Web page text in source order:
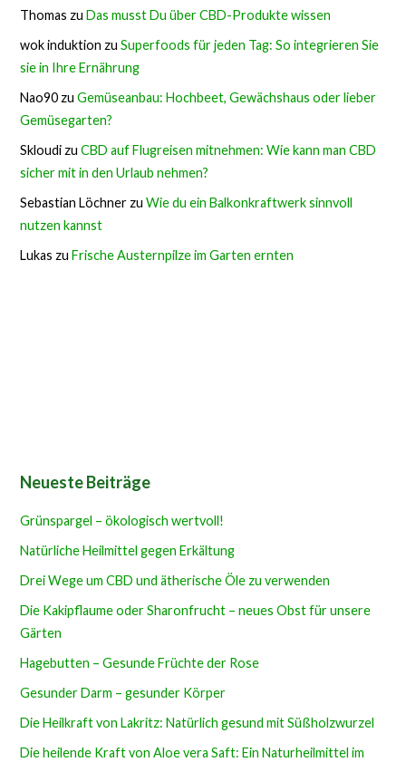
Thomas zuDas musst Du über CBD-Produkte wissen
wok induktion zuSuperfoods für jeden Tag: So integrieren Sie
sie in Ihre Ernährung
Nao90 zuGemüseanbau: Hochbeet, Gewächshaus oder lieber
Gemüsegarten?
Skloudi zuCBD auf Flugreisen mitnehmen: Wie kann man CBD
sicher mit in den Urlaub nehmen?
Sebastian Löchner zuWie du ein Balkonkraftwerk sinnvoll
nutzen kannst
Lukas zuFrische Austernpilze im Garten ernten
Neueste Beiträge
Grünspargel – ökologisch wertvoll!
Natürliche Heilmittel gegen Erkältung
Drei Wege um CBD und ätherische Öle zu verwenden
Die Kakipflaume oder Sharonfrucht – neues Obst für unsere
Gärten
Hagebutten – Gesunde Früchte der Rose
Gesunder Darm – gesunder Körper
Die Heilkraft von Lakritz: Natürlich gesund mit Süßholzwurzel
Die heilende Kraft von Aloe vera Saft: Ein Naturheilmittel im